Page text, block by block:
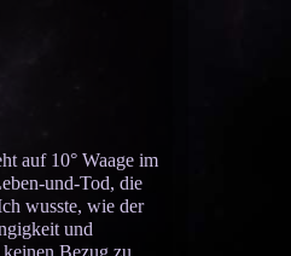
auf 10° Waage im
und-Tod, die
wusste, wie der
und